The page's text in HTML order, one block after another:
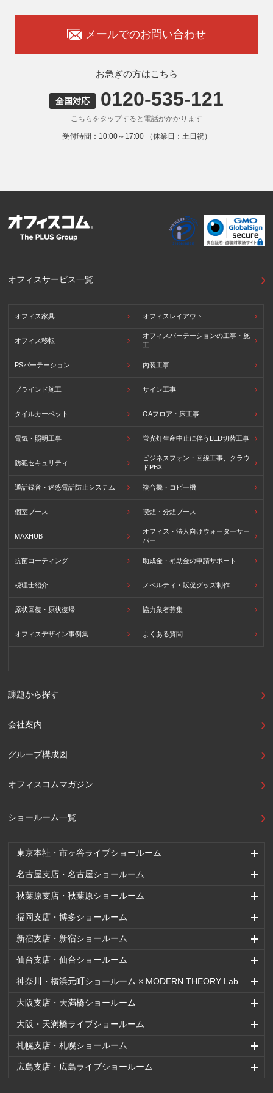
は、適切なサービスをご提供できない場合がありますのでご
弊社ウェブサイトでは、利用者が当ウェブサイトを閲覧した
状況の分析のためにCookieを利用していますが、Cookieによ
る個人情報の取得はしていません。
9. 外国にある第三者への提供
お客様の個人情報を下記海外の個人情報取扱事業者へ提供す
る場合があります。
提供先の所在国の名称：アメリカ（Google LLC）
当該外国における個人情報の保護に関する制度：APECの
外国における個人情報の保護に関する制度等の詳細は以下を
ご確認下さい。
メールでのお問い合わせ
お急ぎの方はこちら
全国対応 0120-535-121
こちらをタップすると電話がかかります
受付時間：10:00～17:00 （休業日：土日祝）
東京本社・市ヶ谷ライブショールーム
名古屋支店・名古屋ショールーム
秋葉原支店・秋葉原ショールーム
福岡支店・博多ショールーム
新宿支店・新宿ショールーム
仙台支店・仙台ショールーム
神奈川・横浜元町ショールーム × MODERN THEORY Lab.
大阪支店・天満橋ショールーム
大阪・天満橋ライブショールーム
札幌支店・札幌ショールーム
広島支店・広島ライブショールーム
オフィスサービス一覧
オフィス家具 オフィスレイアウト
オフィス移転
オフィスパーテーションの工事・施
工
PSパーテーション 内装工事
ブラインド施工 サイン工事
タイルカーペット OAフロア・床工事
電気・照明工事 蛍光灯生産中止に伴うLED切替工事
防犯セキュリティ
ビジネスフォン・回線工事、クラウ
ドPBX
通話録音・迷惑電話防止システム 複合機・コピー機
個室ブース 喫煙・分煙ブース
MAXHUB
オフィス・法人向けウォーターサー
バー
抗菌コーティング 助成金・補助金の申請サポート
税理士紹介 ノベルティ・販促グッズ制作
原状回復・原状復帰 協力業者募集
オフィスデザイン事例集 よくある質問
課題から探す
会社案内
グループ構成図
オフィスコムマガジン
ショールーム一覧